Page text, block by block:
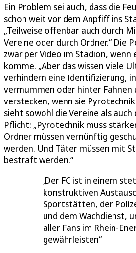
Ein Problem sei auch, dass die
schon weit vor dem Anpfiff ins
„Teilweise offenbar auch durch
Vereine oder durch Ordner.“ Die
zwar per Video im Stadion,
komme. „Aber das wissen viele
verhindern eine Identifizierung,
vermummen oder hinter Fahnen
verstecken, wenn sie Pyrotechnik
sieht sowohl die Vereine als auch
Pflicht: „Pyrotechnik muss
Ordner müssen vernünftig
werden. Und Täter müssen mit
bestraft werden.“
Der FC ist in einem
konstruktiven
Sportstätten, der
und dem Wachdienst,
aller Fans im Rhein-
gewährleisten